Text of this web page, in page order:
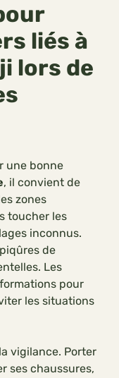
liés à
lors de
une bonne
, il convient de
zones
toucher les
inconnus.
de
Les
pour
les situations
vigilance. Porter
ses chaussures,